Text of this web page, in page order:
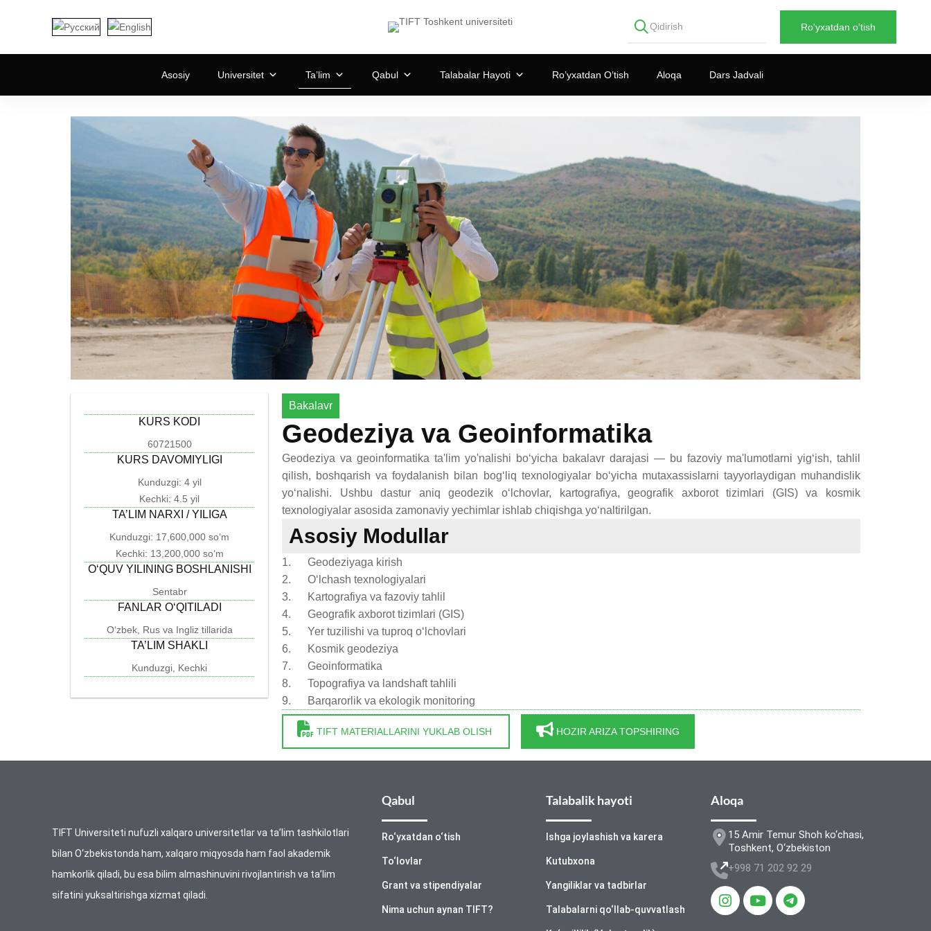
Ro'yxatdan o'tish
Asosiy Universitet Ta’lim Qabul Talabalar Hayoti Ro’yxatdan O’tish Aloqa Dars Jadvali
KURS KODI
60721500
KURS DAVOMIYLIGI
Kunduzgi: 4 yil
Kechki: 4.5 yil
TA’LIM NARXI / YILIGA
Kunduzgi: 17,600,000 so‘m
Kechki: 13,200,000 so‘m
O‘QUV YILINING BOSHLANISHI
Sentabr
FANLAR O‘QITILADI
O‘zbek, Rus va Ingliz tillarida
TA’LIM SHAKLI
Kunduzgi, Kechki
Bakalavr
Geodeziya va Geoinformatika
Geodeziya va geoinformatika ta'lim yo'nalishi bo‘yicha bakalavr darajasi — bu fazoviy ma'lumotlarni yig‘ish, tahlil
qilish, boshqarish va foydalanish bilan bog‘liq texnologiyalar bo‘yicha mutaxassislarni tayyorlaydigan muhandislik
yo‘nalishi. Ushbu dastur aniq geodezik o‘lchovlar, kartografiya, geografik axborot tizimlari (GIS) va kosmik
texnologiyalar asosida zamonaviy yechimlar ishlab chiqishga yo‘naltirilgan.
Asosiy Modullar
1. Geodeziyaga kirish
2. O‘lchash texnologiyalari
3. Kartografiya va fazoviy tahlil
4. Geografik axborot tizimlari (GIS)
5. Yer tuzilishi va tuproq o‘lchovlari
6. Kosmik geodeziya
7. Geoinformatika
8. Topografiya va landshaft tahlili
9. Barqarorlik va ekologik monitoring
TIFT MATERIALLARINI YUKLAB OLISH HOZIR ARIZA TOPSHIRING
TIFT Universiteti nufuzli xalqaro universitetlar va ta’lim tashkilotlari
bilan O‘zbekistonda ham, xalqaro miqyosda ham faol akademik
hamkorlik qiladi, bu esa bilim almashinuvini rivojlantirish va ta’lim
sifatini yuksaltirishga xizmat qiladi.
Qabul
Ro‘yxatdan o‘tish
To‘lovlar
Grant va stipendiyalar
Nima uchun aynan TIFT?
Talabalik hayoti
Ishga joylashish va karera
Kutubxona
Yangiliklar va tadbirlar
Talabalarni qo‘llab-quvvatlash
Aloqa
15 Amir Temur Shoh ko‘chasi,
Toshkent, O‘zbekiston
+998 71 202 92 29